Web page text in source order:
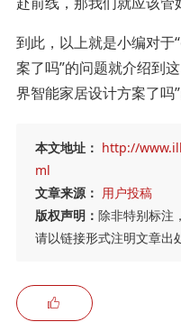
到此，以上就是小编对于
案了吗”的问题就介绍到
界智能家居设计方案了吗
本文地址： http://
ml
文章来源： 用户投稿
版权声明： 除非特别标注
请以链接形式注明文章出